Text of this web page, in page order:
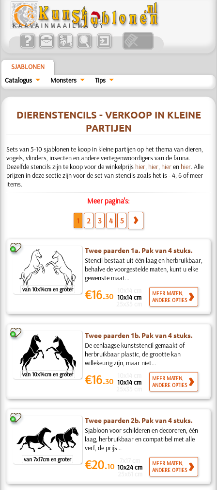
SJABLONEN
Catalogus
Monsters Tips
DIERENSTENCILS - VERKOOP IN KLEINE
PARTIJEN
Sets van 5-10 sjablonen te koop in kleine partijen op het thema van dieren,
vogels, vlinders, insecten en andere vertegenwoordigers van de fauna.
Dezelfde stencils zijn te koop voor de winkelprijs hier, hier, hieren hier. Alle
prijzen in deze sectie zijn voor de set van stencils zoals het is - 4, 6 of meer
items.
Meer pagina's:
1 2 3 4 5
van 10x14cm en groter
Twee paarden 1a. Pak van 4 stuks.
Stencil bestaat uit één laag en herbruikbaar,
behalve de voorgestelde maten, kunt u elke
gewenste maat...
€16.30 10x14 cm
MEER MATEN,
ANDERE OPTIES
van 10x14cm en groter
Twee paarden 1b. Pak van 4 stuks.
De eenlaagse kunststencil gemaakt of
herbruikbaar plastic, de grootte kan
willekeurig zijn, maar niet...
€16.30 10x14 cm
MEER MATEN,
ANDERE OPTIES
van 7x17cm en groter
Twee paarden 2b. Pak van 4 stuks.
Sjabloon voor schilderen en decoreren, één
laag, herbruikbaar en compatibel met alle
verf, de prijs...
€20.10 10x24 cm
MEER MATEN,
ANDERE OPTIES